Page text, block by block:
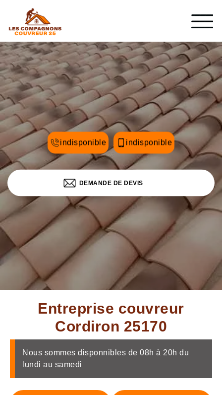
indisponible indisponible
DEMANDE DE DEVIS
Entreprise couvreur
Cordiron 25170
Nous sommes disponnibles de 08h à 20h du
lundi au samedi